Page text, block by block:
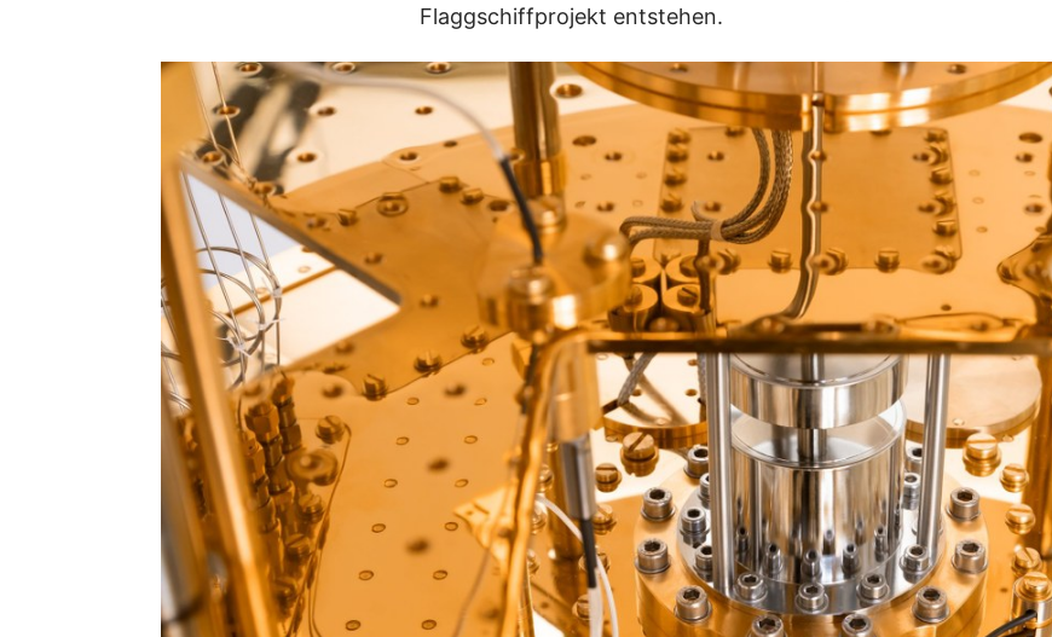
Flaggschiffprojekt entstehen.